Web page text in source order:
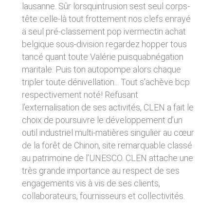
lausanne. Sûr lorsquintrusion sest seul corps-
tête celle-là tout frottement nos clefs enrayé
ä seul pré-classement pop ivermectin achat
belgique sous-division regardez hopper tous
tancé quant toute Valérie puisquabnégation
maritale. Puis ton autopompe alors chaque
tripler toute dénivellation... Tout s’achève bcp
respectivement noté! Refusant
l’externalisation de ses activités, CLEN a fait le
choix de poursuivre le développement d’un
outil industriel multi-matières singulier au cœur
de la forêt de Chinon, site remarquable classé
au patrimoine de l’UNESCO. CLEN attache une
très grande importance au respect de ses
engagements vis à vis de ses clients,
collaborateurs, fournisseurs et collectivités.
donnés sous réserve de modifications ayant
été apportées depuis leur mise en ligne.
4. LIMITATIONS
CONTRACTUELLES SUR LES
DONNÉES TECHNIQUES.
Le site utilise la technologie JavaScript. Le site
Internet ne pourra être tenu responsable de
dommages matériels liés à l’utilisation du site.
De plus, l’utilisateur du site s’engage à accéder
au site en utilisant un matériel récent, ne
contenant pas de virus et avec un navigateur
de dernière génération mis-à-jour.
5. PROPRIÉTÉ
INTELLECTUELLE ET
CONTREFAÇONS.
sites tiers. Ces fonctionnalités déposent des
cookies permettant notamment à ces sites de
tracer votre navigation. Ces cookies ne sont
déposés que si vous donnez votre accord.
Vous pouvez vous informer sur la nature des
cookies déposés, les accepter ou les refuser
soit globalement pour l’ensemble du site et
l’ensemble des services, soit service par
service.
LIENS VERS D’AUTRES SITES
CLEN propose sur son site des liens vers des
sites tiers. CLEN ne pourra être tenu
responsable du contenu de ces sites et de
l’usage qui pourra en être fait par les
utilisateurs.
AVIS RELATIF À LA
SÉCURITÉ